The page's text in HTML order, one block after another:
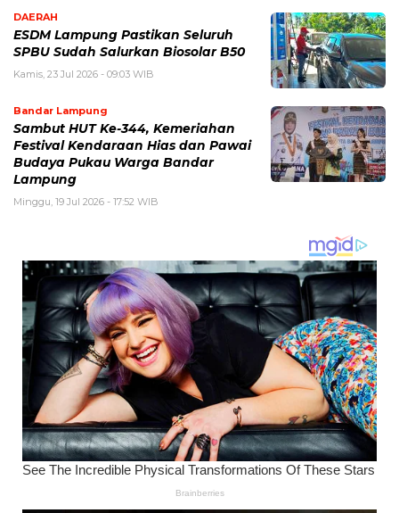
DAERAH
ESDM Lampung Pastikan Seluruh
SPBU Sudah Salurkan Biosolar B50
Kamis, 23 Jul 2026 - 09:03 WIB
Bandar Lampung
Sambut HUT Ke-344, Kemeriahan
Festival Kendaraan Hias dan Pawai
Budaya Pukau Warga Bandar
Lampung
Minggu, 19 Jul 2026 - 17:52 WIB